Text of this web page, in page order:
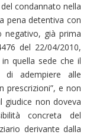
condannato nella
pena detentiva con
negativo, già prima
del 22/04/2010,
quella sede che il
di adempiere alle
prescrizioni”, e non
giudice non doveva
concreta del
derivante dalla